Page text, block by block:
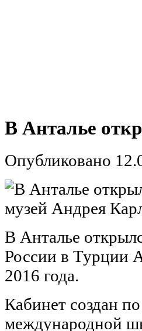
В Анталье
Опубликовано
В Анталье
России в Турции
2016 года.
Кабинет создан
международной